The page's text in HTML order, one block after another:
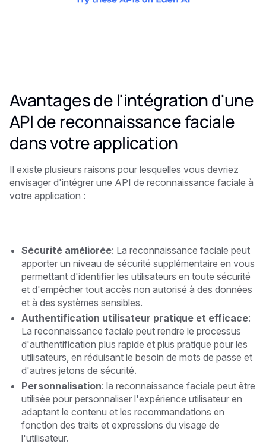
Avantages de l'intégration d'une
API de reconnaissance faciale
dans votre application
Il existe plusieurs raisons pour lesquelles vous devriez
envisager d'intégrer une API de reconnaissance faciale à
votre application :
Sécurité améliorée: La reconnaissance faciale peut
apporter un niveau de sécurité supplémentaire en vous
permettant d'identifier les utilisateurs en toute sécurité
et d'empêcher tout accès non autorisé à des données
et à des systèmes sensibles.
Authentification utilisateur pratique et efficace:
La reconnaissance faciale peut rendre le processus
d'authentification plus rapide et plus pratique pour les
utilisateurs, en réduisant le besoin de mots de passe et
d'autres jetons de sécurité.
Personnalisation: la reconnaissance faciale peut être
utilisée pour personnaliser l'expérience utilisateur en
adaptant le contenu et les recommandations en
fonction des traits et expressions du visage de
l'utilisateur.